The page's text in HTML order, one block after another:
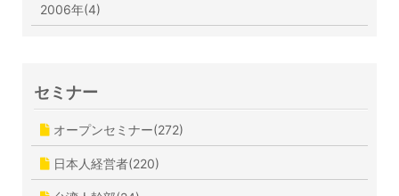
2006年(4)
セミナー
オープンセミナー(272)
日本人経営者(220)